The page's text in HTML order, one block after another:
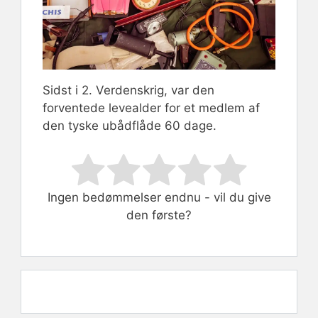
Sidst i 2. Verdenskrig, var den
forventede levealder for et medlem af
den tyske ubådflåde 60 dage.
Rate this item:
Submit Rating
Ingen bedømmelser endnu - vil du give
den første?